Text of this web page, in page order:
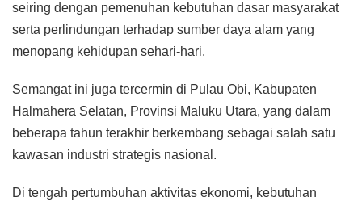
seiring dengan pemenuhan kebutuhan dasar masyarakat
serta perlindungan terhadap sumber daya alam yang
menopang kehidupan sehari-hari.
Semangat ini juga tercermin di Pulau Obi, Kabupaten
Halmahera Selatan, Provinsi Maluku Utara, yang dalam
beberapa tahun terakhir berkembang sebagai salah satu
kawasan industri strategis nasional.
Di tengah pertumbuhan aktivitas ekonomi, kebutuhan